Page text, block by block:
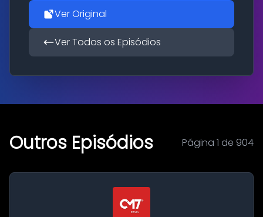
Ver Original
Ver Todos os Episódios
Outros Episódios Página 1 de 904